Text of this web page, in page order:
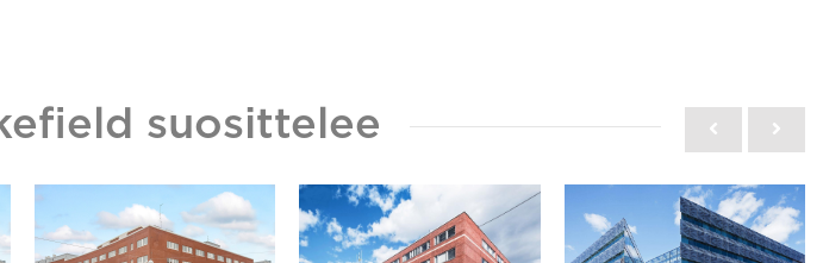
suosittelee